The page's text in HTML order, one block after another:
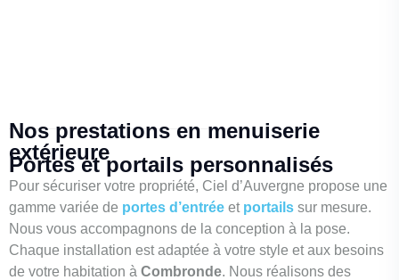
Nos prestations en menuiserie
extérieure
Portes et portails personnalisés
Pour sécuriser votre propriété, Ciel d’Auvergne propose une
gamme variée de portes d’entrée et portails sur mesure.
Nous vous accompagnons de la conception à la pose.
Chaque installation est adaptée à votre style et aux besoins
de votre habitation à Combronde. Nous réalisons des